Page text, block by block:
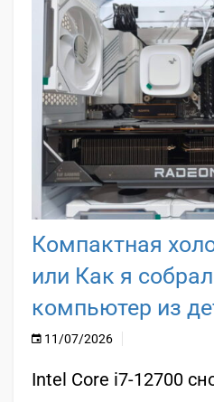
Компактная
или Как я
компьютер из
11/07/2026
Intel Core i7-12700